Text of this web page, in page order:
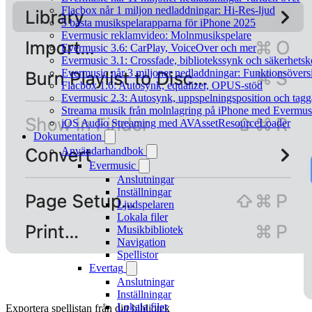
Flacbox når 1 miljon nedladdningar: Hi-Res-ljud
5 bästa musikspelarapparna för iPhone 2025
Evermusic reklamvideo: Molnmusikspelare
Evermusic 3.6: CarPlay, VoiceOver och mer
Evermusic 3.1: Crossfade, bibliotekssynk och
Evermusic når 3 miljoner nedladdningar:
Flacbox 1.6: Autosynk, equalizer, OPUS-stöd
Evermusic 2.3: Autosynk, uppspelningsposition och
Streama musik från molnlagring på iPhone med
iOS Audio Streaming med AVAssetResourceLoader
Dokumentation
Användarhandbok
Evermusic
Anslutningar
Inställningar
Ljudspelaren
Lokala filer
Musikbibliotek
Navigation
Spellistor
Evertag
Anslutningar
Inställningar
Lokala filer
Exportera spellistan från ditt bibliotek